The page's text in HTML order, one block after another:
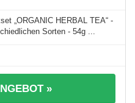
„ORGANIC HERBAL TEA“ -
Sorten - 54g ...
»